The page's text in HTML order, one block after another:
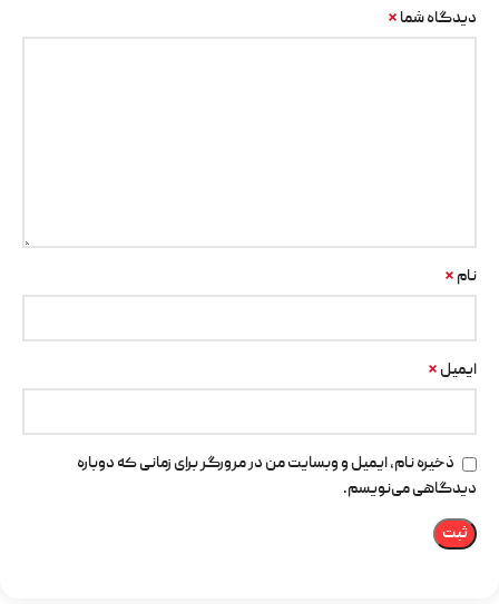
دیدگاه شما *
نام *
ایمیل *
ذخیره نام، ایمیل و وبسایت من در مرورگر برای زمانی که دوباره
دیدگاهی می‌نویسم.